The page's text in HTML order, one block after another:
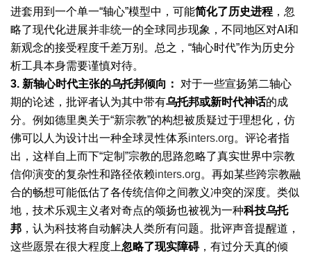
进套用到一个单一“轴心”模型中，可能简化了历史进程 ，忽
略了现代化进展并非统一的全球同步现象，不同地区对AI和
新观念的接受程度千差万别。总之，“轴心时代”作为历史分
析工具本身需要谨慎对待。
3. 新轴心时代主张的乌托邦倾向：
对于一些宣扬第二轴心
期的论述，批评者认为其中带有乌托邦或新时代神话的成
分。例如德里奥关于“新宗教”的构想被质疑过于理想化，仿
佛可以人为设计出一种全球灵性体系inters.org。评论者指
出，这样自上而下“定制”宗教的思路忽略了真实世界中宗教
信仰演变的复杂性和路径依赖inters.org。再如某些跨宗教融
合的畅想可能低估了各传统信仰之间教义冲突的深度。类似
地，技术乐观主义者对奇点的颂扬也被视为一种科技乌托
邦 ，认为科技将自动解决人类所有问题。批评声音提醒道，
这些愿景在很大程度上忽略了现实障碍，有过分天真的倾